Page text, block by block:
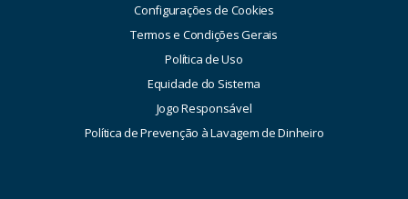
Configurações de Cookies
Termos e Condições Gerais
Política de Uso
Equidade do Sistema
Jogo Responsável
Política de Prevenção à Lavagem de Dinheiro